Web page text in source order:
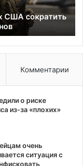
сократить
Комментарии
о риске
из-за «плохих»
очень
ситуация с